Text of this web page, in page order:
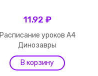
11.92 ₽
Расписание уроков А4
Динозавры